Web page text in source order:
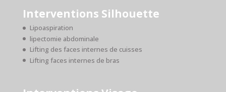
Interventions Silhouette
Lipoaspiration
lipectomie abdominale
Lifting des faces internes de cuisses
Lifting faces internes de bras